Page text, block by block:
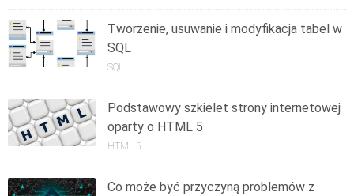
Tworzenie, usuwanie i modyfikacja tabel w
SQL
SQL
Podstawowy szkielet strony internetowej
oparty o HTML 5
HTML 5
Co może być przyczyną problemów z